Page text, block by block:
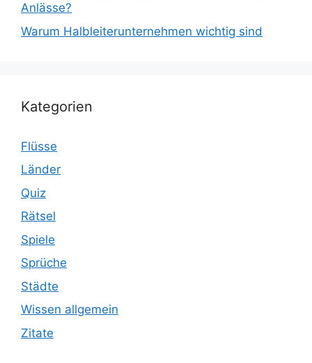
Anlässe?
Warum Halbleiterunternehmen wichtig sind
Kategorien
Flüsse
Länder
Quiz
Rätsel
Spiele
Sprüche
Städte
Wissen allgemein
Zitate